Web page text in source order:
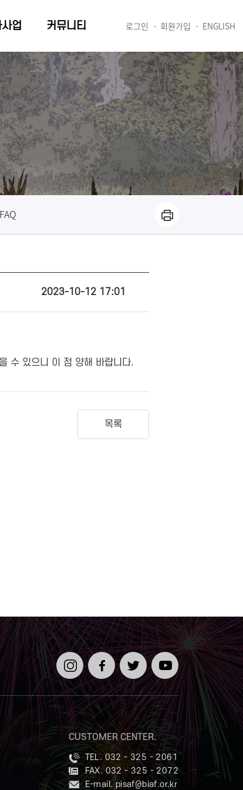
업 커뮤니티 로그인 회원가입 ENGLISH
FAQ
2023-10-12 17:01
수 있으니 이 점 양해 바랍니다.
목록
인스타
그램
페이스
북
트위터 유튜브
CUSTOMER CENTER.
TEL. 032 - 325 - 2061
FAX. 032 - 325 - 2072
E-mail. pisaf@biaf.or.kr